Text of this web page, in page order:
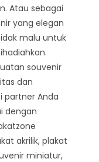
Atau sebagai
yang elegan
malu untuk
souvenir
dan
partner Anda
dengan
akrilik, plakat
miniatur,